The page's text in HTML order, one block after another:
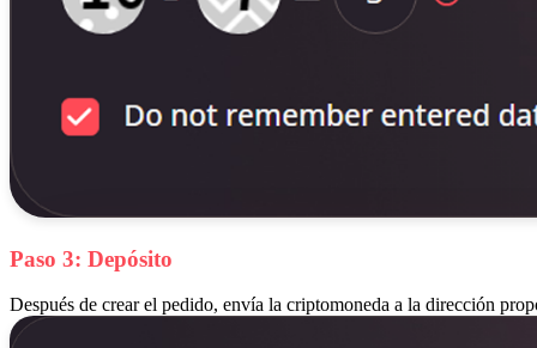
Paso 3: Depósito
Después de crear el pedido, envía la criptomoneda a la dirección